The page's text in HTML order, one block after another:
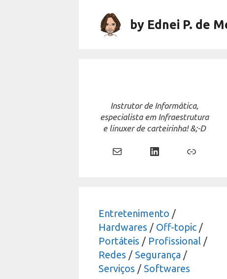
by Ednei P. de
Instrutor de Informática,
especialista em Infraestrutura
e linuxer de carteirinha! &;-D
Mail LinkedIn Link
Entretenimento /
Hardwares / Off-topic /
Portáteis / Profissional /
Redes / Segurança /
Serviços / Softwares